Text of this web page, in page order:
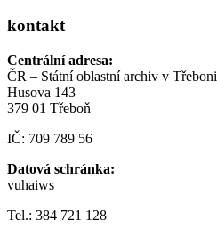
kontakt
Centrální adresa:
ČR – Státní oblastní archiv v Třeboni
Husova 143
379 01 Třeboň
IČ: 709 789 56
Datová schránka:
vuhaiws
Tel.: 384 721 128